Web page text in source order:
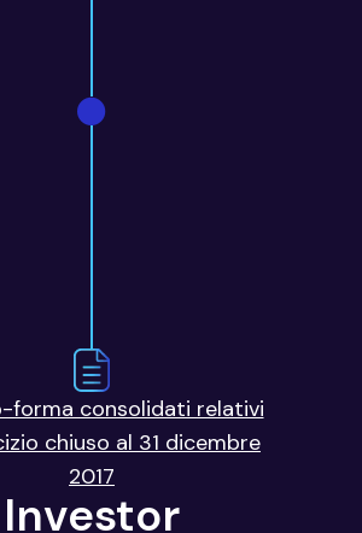
forma consolidati relativi
chiuso al 31 dicembre
2017
Investor